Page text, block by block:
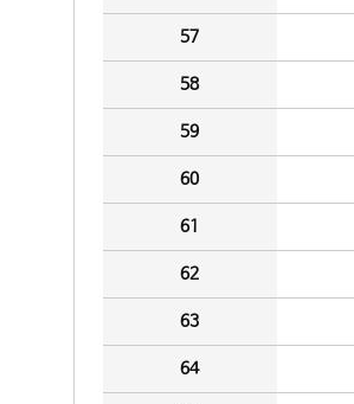
57
58
59
60
61
62
63
64